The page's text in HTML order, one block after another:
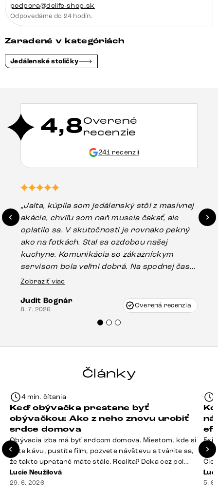
podpora@delife-shop.sk
Odpovedáme do 24 hodín.
Zaradené v kategóriách
Jedálenské stoličky
4,8Overené
recenzie
241 recenzií
„Jalta, kúpila som jedálenský stôl z masívnej
akácie, chvíľu som naň musela čakať, ale
oplatilo sa. V skutočnosti je rovnako pekný
ako na fotkách. Stal sa ozdobou našej
kuchyne. Komunikácia so zákazníckym
servisom bola veľmi dobrá. Na spodnej časti
stola bolo malé poškodenie, pravdepodobne
Vincze pri riešení mojej záležitosti pristúpili
veľmi korektne. Odporúčam produkty Delife
Zobraziť viac
Judit Bognár
8. 7. 2026 Overená recenzia
Články
4 min. čítania
Keď obývačka prestane byť
obývačkou: Ako z neho znovu urobiť
srdce domova
Obývacia izba má byť srdcom domova. Miestom, kde si
dáte kávu, pustíte film, pozvete návštevu a tvárite sa,
že takto upratané máte stále. Realita? Deka cez pol
sedačky, ovládač záhadne zmizol, konferenčný stolík
slúži ako odkladisko všetkého od účteniek po balzam
Lucie Neužilová
29. 6. 2026
si
5.